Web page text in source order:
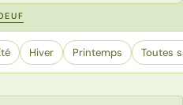
Hiver Printemps Toutes